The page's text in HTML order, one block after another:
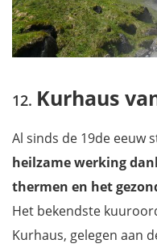
Kurhaus
Al sinds de 19de eeuw
heilzame werking
thermen en het
Het bekendste
Kurhaus, gelegen aan